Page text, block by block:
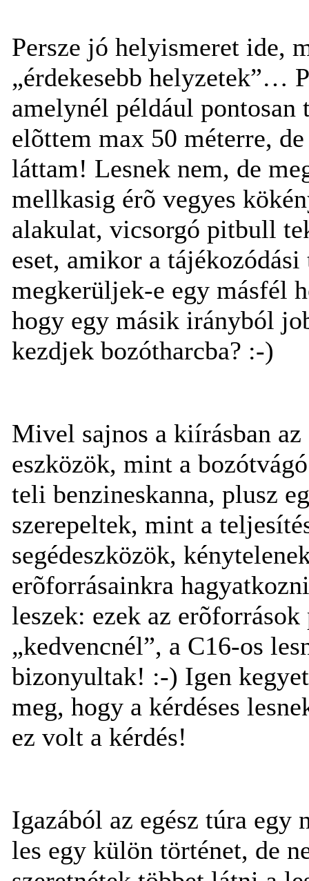
Persze jó helyismeret ide,
„érdekesebb helyzetek”…
amelynél például
elõttem max 50 méterre,
láttam! Lesnek nem, de
mellkasig érõ vegyes
alakulat, vicsorgó pitbull
eset, amikor a
megkerüljek-e egy másfél
hogy egy másik irányból
kezdjek bozótharcba? :-)
Mivel sajnos a kiírásban az
eszközök, mint a
teli benzineskanna, plusz
szerepeltek, mint a
segédeszközök,
erõforrásainkra
leszek: ezek az
„kedvencnél”, a C16-os
bizonyultak! :-) Igen
meg, hogy a kérdéses
ez volt a kérdés!
Igazából az egész túra egy
les egy külön történet, de